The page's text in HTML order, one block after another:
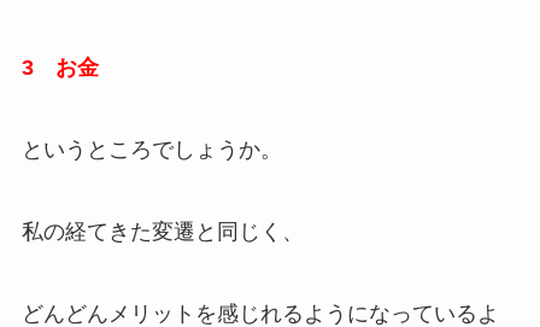
3 お金
というところでしょうか。
私の経てきた変遷と同じく、
どんどんメリットを感じれるようになっているよ